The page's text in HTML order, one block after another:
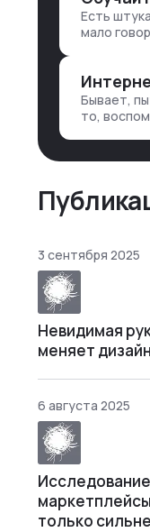
1.
проекту
Есть
мало
стороны. Ты что-то хватаешь у
клиента:
Бывает,
то,
днями. А
3 сентября 2025
Невидимая
меняет
6 августа 2025
только